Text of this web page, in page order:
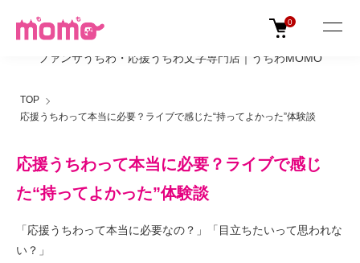
ファンサうちわ・応援うちわ文字専門店｜うちわMOMO
0
TOP
応援うちわって本当に必要？ライブで感じた“持ってよかった”体験談
応援うちわって本当に必要？ライブで感じ
た“持ってよかった”体験談
「応援うちわって本当に必要なの？」「目立ちたいって思われな
い？」